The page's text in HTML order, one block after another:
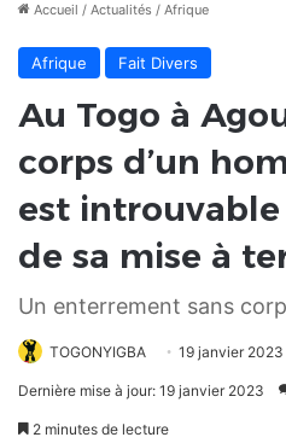
Accueil / Actualités / Afrique
Afrique Fait Divers
Au Togo à
corps d’un
est
de sa mise à
Un enterrement sans
TOGONYIGBA 19 janvier 2023
Dernière mise à jour: 19 janvier 2023
2 minutes de lecture